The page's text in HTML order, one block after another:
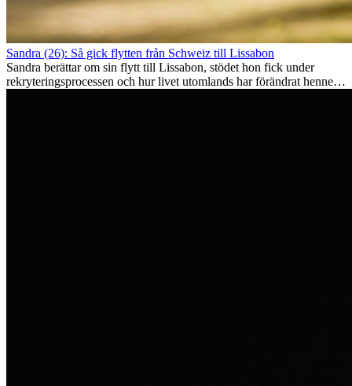
Sandra (26): Så gick flytten från Schweiz till Lissabon
Sandra berättar om sin flytt till Lissabon, stödet hon fick under
rekryteringsprocessen och hur livet utomlands har förändrat henne